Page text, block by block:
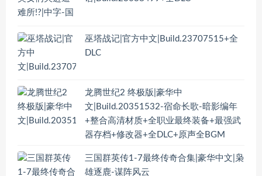
巫塔战记|官方中文|Build.23707515+全
DLC
龙腾世纪2 终极版|豪华中
文|Build.20351532-宿命长歌-暗影编年
+整合高清材质+全职业最终装备+最强武
器存档+修改器+全DLC+原声全BGM
三国群英传1-7最终传奇合集|豪华中文|枭
雄逐鹿-谋阵风云